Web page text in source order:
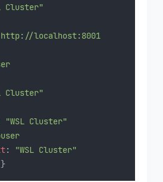
Cluster"
http://localhost:8001
Cluster"
"WSL Cluster"
:
"WSL Cluster"